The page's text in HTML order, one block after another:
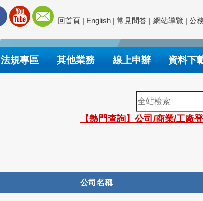
回首頁 | English | 常見問答 | 網站導覽 | 公
法規專區 其他業務 線上申辦 資料下
全
站
檢
索
【熱門查詢】公司/商業/工廠
公司名稱